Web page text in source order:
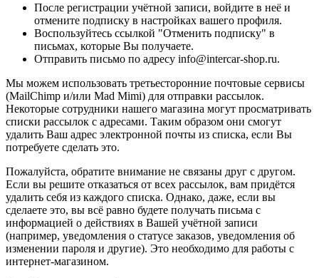
После регистрации учётной записи, войдите в неё и
отмените подписку в настройках вашего профиля.
Воспользуйтесь ссылкой "Отменить подписку" в
письмах, которые Вы получаете.
Отправить письмо по адресу info@intercar-shop.ru.
Мы можем использовать третьесторонние почтовые сервисы
(MailChimp и/или Mad Mimi) для отправки рассылок.
Некоторые сотрудники нашего магазина могут просматривать
списки рассылок с адресами. Таким образом они смогут
удалить Ваш адрес электронной почты из списка, если Вы
потребуете сделать это.
Пожалуйста, обратите внимание не связаны друг с другом.
Если вы решите отказаться от всех рассылок, вам придётся
удалить себя из каждого списка. Однако, даже, если вы
сделаете это, вы всё равно будете получать письма с
информацией о действиях в Вашей учётной записи
(например, уведомления о статусе заказов, уведомления об
изменении пароля и другие). Это необходимо для работы с
интернет-магазином.